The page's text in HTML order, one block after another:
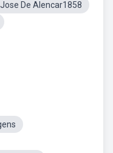
Jose De Alencar1858